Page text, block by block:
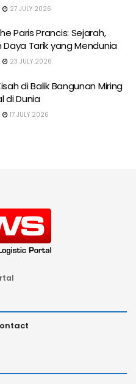
27 JULY 2026
Paris Prancis: Sejarah,
Tarik yang Mendunia
23 JULY 2026
di Balik Bangunan Miring
di Dunia
17 JULY 2026